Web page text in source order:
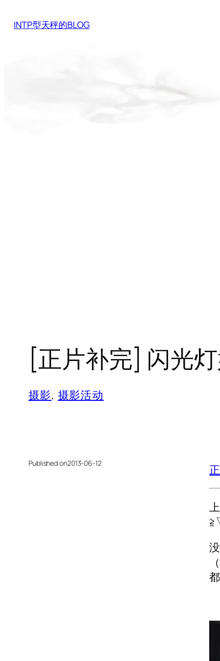
toINTP型天秤的BLOG
[正片补完] 闪光
摄影, 摄影活动
Published on2013-06-12